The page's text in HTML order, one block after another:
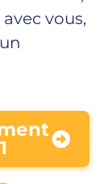
vous,